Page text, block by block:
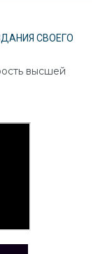
СВОЕГО
высшей